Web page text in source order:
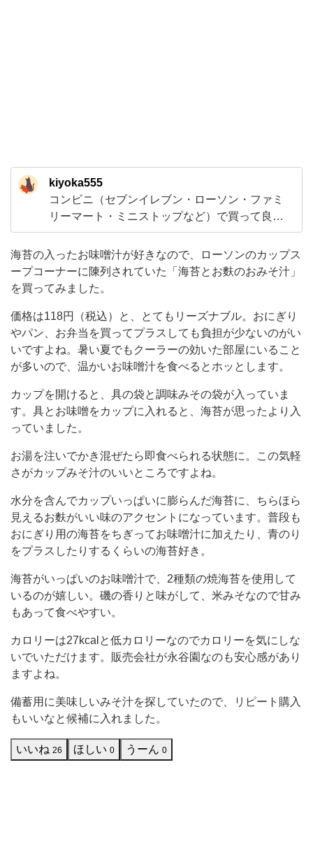
麩
の
み
そ
汁」
を
買
っ
て
み
ま
し
価
格
は
118
円
込）
と、
て
も
リ
ー
kiyoka555
コンビニ（セブンイレブン・ローソン・ファミ
リーマート・ミニストップなど）で買って良か
ったおすすめしたい商品を紹介していきます！
甘いものが好きなのでスイーツがメインになり
ますけど、新商品も気になるので季節限定やキ
ャラクターなどとのコラボ商品といった期間限
時
海苔の入ったお味噌汁が好きなので、ローソンのカップス
ープコーナーに陳列されていた「海苔とお麩のおみそ汁」
を買ってみました。
価格は118円（税込）と、とてもリーズナブル。おにぎり
やパン、お弁当を買ってプラスしても負担が少ないのがい
いですよね。暑い夏でもクーラーの効いた部屋にいること
が多いので、温かいお味噌汁を食べるとホッとします。
カップを開けると、具の袋と調味みその袋が入っていま
す。具とお味噌をカップに入れると、海苔が思ったより入
っていました。
お湯を注いでかき混ぜたら即食べられる状態に。この気軽
さがカップみそ汁のいいところですよね。
水分を含んでカップいっぱいに膨らんだ海苔に、ちらほら
見えるお麩がいい味のアクセントになっています。普段も
おにぎり用の海苔をちぎってお味噌汁に加えたり、青のり
をプラスしたりするくらいの海苔好き。
海苔がいっぱいのお味噌汁で、2種類の焼海苔を使用して
いるのが嬉しい。磯の香りと味がして、米みそなので甘み
もあって食べやすい。
カロリーは27kcalと低カロリーなのでカロリーを気にしな
いでいただけます。販売会社が永谷園なのも安心感があり
ますよね。
備蓄用に美味しいみそ汁を探していたので、リピート購入
もいいなと候補に入れました。
いいね 26 ほしい 0 うーん 0